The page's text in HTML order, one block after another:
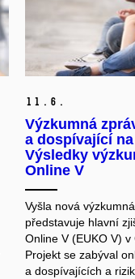
11. 6.
Výzkumná
a dospívající
Výsledky
Online V
Vyšla nová
představuje hlavní
Online V (EUKO V) v
Projekt se zabýval
a dospívajících a